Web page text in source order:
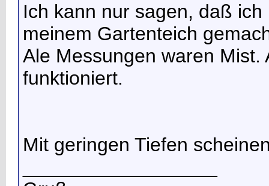
Ich kann nur sagen, daß
meinem Gartenteich
Ale Messungen waren
funktioniert.
Mit geringen Tiefen